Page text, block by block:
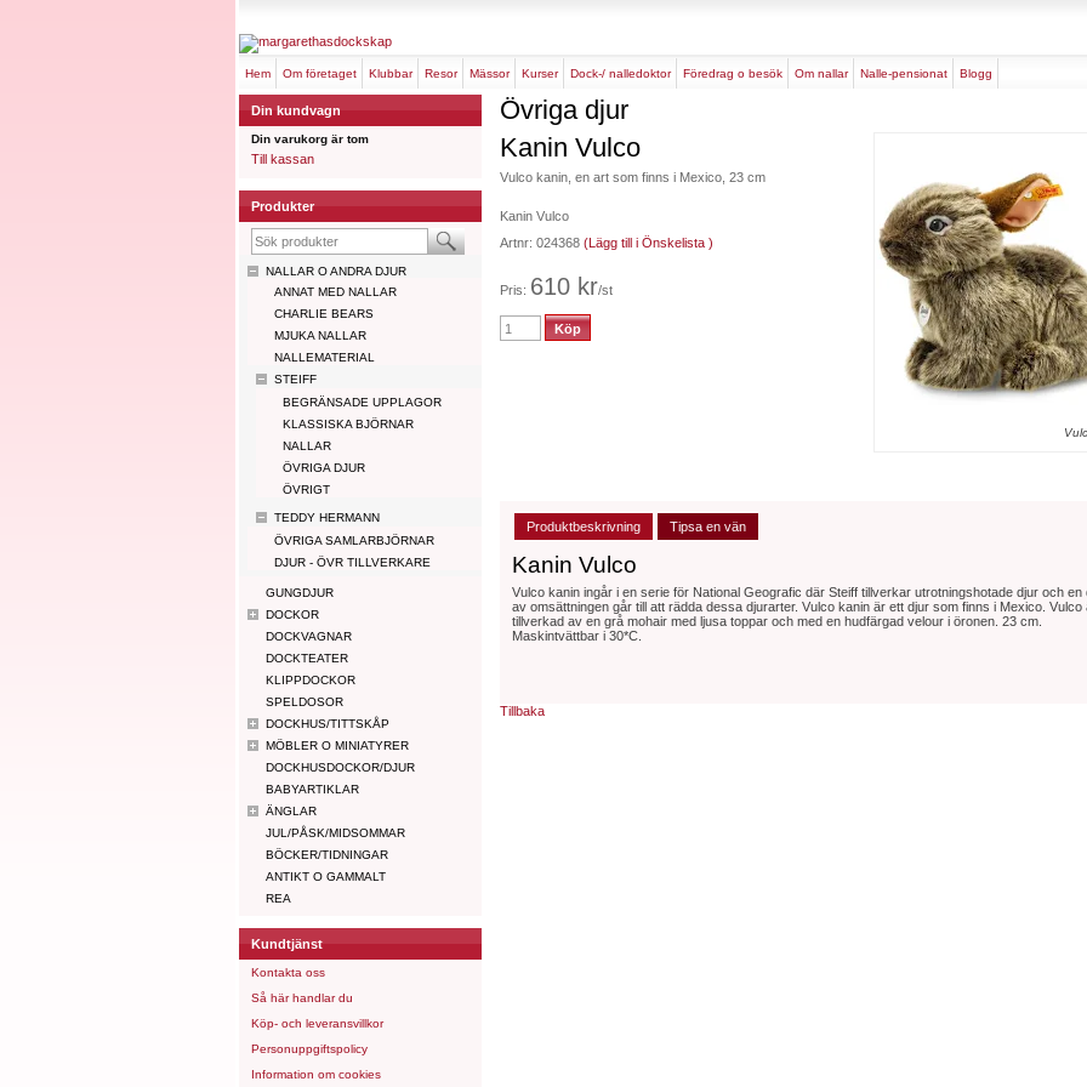
hem om företaget klubbar resor mässor kurser dock-/ nalledoktor föredrag o besök om nallar nalle-pensionat blogg
Din kundvagn
Din varukorg är tom
Till kassan
Produkter
NALLAR O ANDRA DJUR
ANNAT MED NALLAR
CHARLIE BEARS
MJUKA NALLAR
NALLEMATERIAL
STEIFF
BEGRÄNSADE UPPLAGOR
KLASSISKA BJÖRNAR
NALLAR
ÖVRIGA DJUR
ÖVRIGT
TEDDY HERMANN
ÖVRIGA SAMLARBJÖRNAR
DJUR - ÖVR TILLVERKARE
GUNGDJUR
DOCKOR
DOCKVAGNAR
DOCKTEATER
KLIPPDOCKOR
SPELDOSOR
DOCKHUS/TITTSKÅP
MÖBLER O MINIATYRER
DOCKHUSDOCKOR/DJUR
BABYARTIKLAR
ÄNGLAR
JUL/PÅSK/MIDSOMMAR
BÖCKER/TIDNINGAR
ANTIKT O GAMMALT
REA
Kundtjänst
Kontakta oss
Så här handlar du
Köp- och leveransvillkor
Personuppgiftspolicy
Information om cookies
Övriga djur
Kanin Vulco
Vulco kanin, en art som finns i Mexico, 23 cm
Kanin Vulco
Artnr: 024368 (Lägg till i Önskelista )
Pris: 610 kr/st
Produktbeskrivning Tipsa en vän
Kanin Vulco
Vulco kanin ingår i en serie för National Geografic där Steiff tillverkar utrotningshotade djur och en
av omsättningen går till att rädda dessa djurarter. Vulco kanin är ett djur som finns i Mexico. Vulco
tillverkad av en grå mohair med ljusa toppar och med en hudfärgad velour i öronen. 23 cm.
Maskintvättbar i 30*C.
Tillbaka